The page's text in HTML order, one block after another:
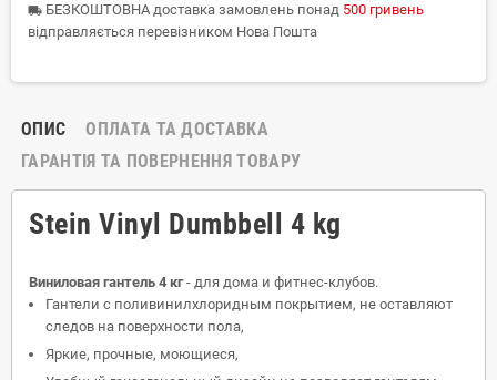
local_shipping БЕЗКОШТОВНА доставка замовлень понад 500 гривень
відправляється перевізником Нова Пошта
ОПИС
ОПЛАТА ТА ДОСТАВКА
ГАРАНТІЯ ТА ПОВЕРНЕННЯ ТОВАРУ
Stein Vinyl Dumbbell 4 kg
Виниловая гантель 4 кг- для дома и фитнес-клубов.
Гантели с поливинилхлоридным покрытием, не оставляют
следов на поверхности пола,
Яркие, прочные, моющиеся,